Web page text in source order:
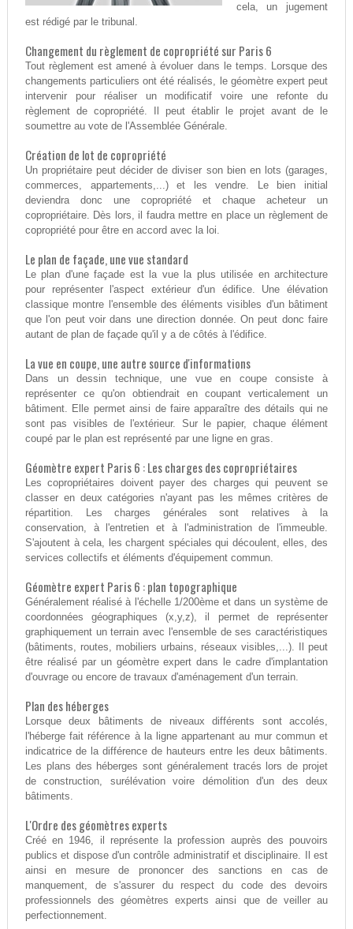
cela, un jugement
est rédigé par le tribunal.
Changement du règlement de copropriété sur Paris 6
Tout règlement est amené à évoluer dans le temps. Lorsque des
changements particuliers ont été réalisés, le géomètre expert peut
intervenir pour réaliser un modificatif voire une refonte du
règlement de copropriété. Il peut établir le projet avant de le
soumettre au vote de l'Assemblée Générale.
Création de lot de copropriété
Un propriétaire peut décider de diviser son bien en lots (garages,
commerces, appartements,...) et les vendre. Le bien initial
deviendra donc une copropriété et chaque acheteur un
copropriétaire. Dès lors, il faudra mettre en place un règlement de
copropriété pour être en accord avec la loi.
Le plan de façade, une vue standard
Le plan d'une façade est la vue la plus utilisée en architecture
pour représenter l'aspect extérieur d'un édifice. Une élévation
classique montre l'ensemble des éléments visibles d'un bâtiment
que l'on peut voir dans une direction donnée. On peut donc faire
autant de plan de façade qu'il y a de côtés à l'édifice.
La vue en coupe, une autre source d'informations
Dans un dessin technique, une vue en coupe consiste à
représenter ce qu'on obtiendrait en coupant verticalement un
bâtiment. Elle permet ainsi de faire apparaître des détails qui ne
sont pas visibles de l'extérieur. Sur le papier, chaque élément
coupé par le plan est représenté par une ligne en gras.
Géomètre expert Paris 6 : Les charges des copropriétaires
Les copropriétaires doivent payer des charges qui peuvent se
classer en deux catégories n'ayant pas les mêmes critères de
répartition. Les charges générales sont relatives à la
conservation, à l'entretien et à l'administration de l'immeuble.
S'ajoutent à cela, les chargent spéciales qui découlent, elles, des
services collectifs et éléments d'équipement commun.
Géomètre expert Paris 6 : plan topographique
Généralement réalisé à l'échelle 1/200ème et dans un système de
coordonnées géographiques (x,y,z), il permet de représenter
graphiquement un terrain avec l'ensemble de ses caractéristiques
(bâtiments, routes, mobiliers urbains, réseaux visibles,...). Il peut
être réalisé par un géomètre expert dans le cadre d'implantation
d'ouvrage ou encore de travaux d'aménagement d'un terrain.
Plan des héberges
Lorsque deux bâtiments de niveaux différents sont accolés,
l'héberge fait référence à la ligne appartenant au mur commun et
indicatrice de la différence de hauteurs entre les deux bâtiments.
Les plans des héberges sont généralement tracés lors de projet
de construction, surélévation voire démolition d'un des deux
bâtiments.
L'Ordre des géomètres experts
Créé en 1946, il représente la profession auprès des pouvoirs
publics et dispose d'un contrôle administratif et disciplinaire. Il est
ainsi en mesure de prononcer des sanctions en cas de
manquement, de s'assurer du respect du code des devoirs
professionnels des géomètres experts ainsi que de veiller au
perfectionnement.